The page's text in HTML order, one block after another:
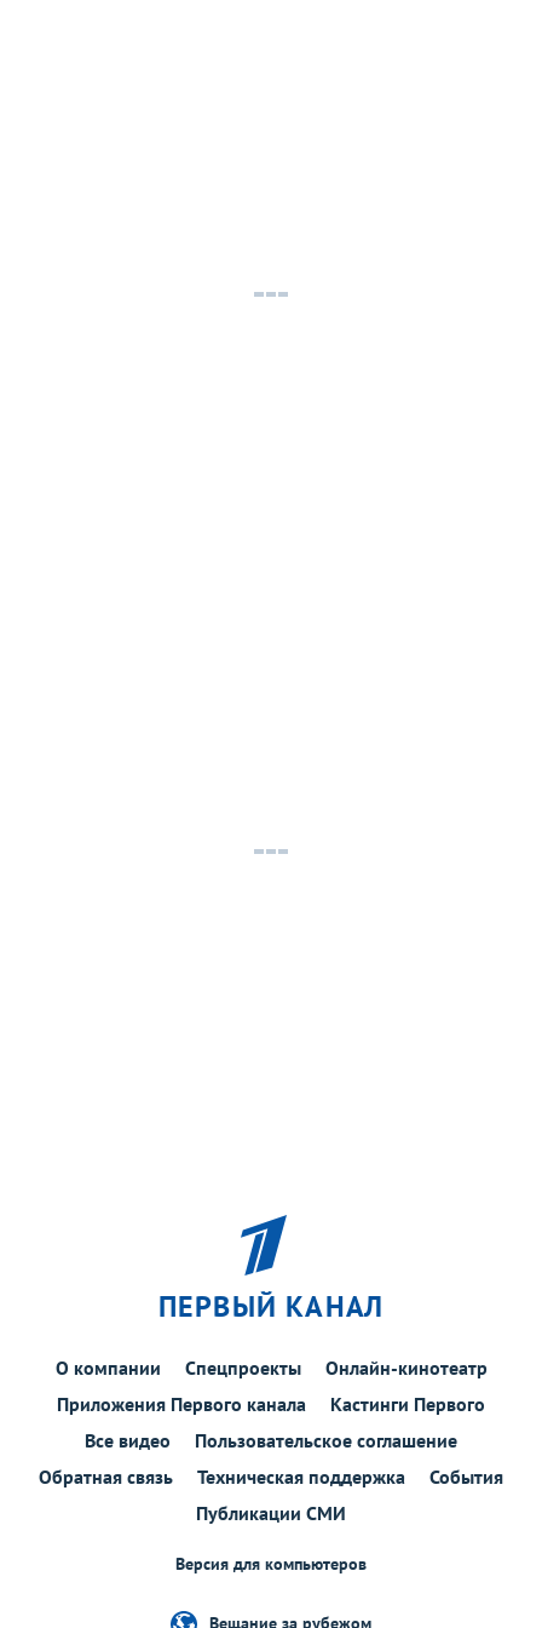
ПЕРВЫЙ КАНАЛ
О компании Спецпроекты
Онлайн-кинотеатр
Приложения Первого канала
Кастинги Первого
Все видео
Пользовательское соглашение
Обратная связь
Техническая поддержка
События
Публикации СМИ
Версия для компьютеров
Вещание за рубежом